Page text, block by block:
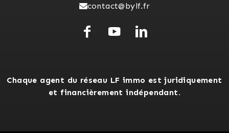
contact@bylf.fr
Chaque agent du réseau LF immo est juridiquement
et financièrement indépendant.